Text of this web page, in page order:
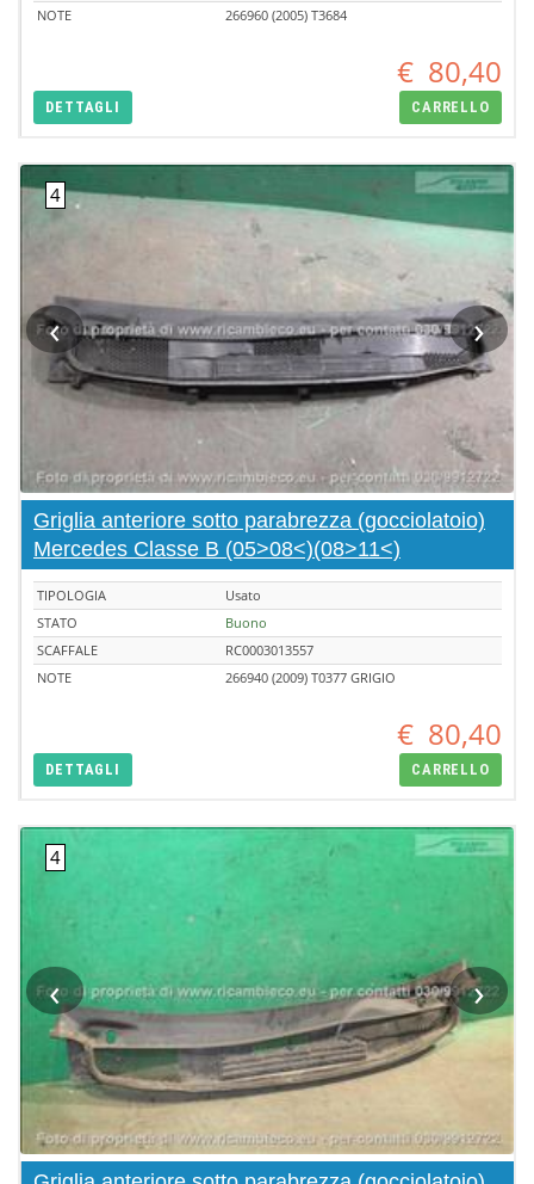
NOTE
266960 (2005) T3684
€ 80,40
DETTAGLI CARRELLO
‹ ›
Griglia anteriore sotto parabrezza (gocciolatoio)
Mercedes Classe B (05>08<)(08>11<)
TIPOLOGIA
Usato
STATO
Buono
SCAFFALE
RC0003013557
NOTE
266940 (2009) T0377 GRIGIO
€ 80,40
DETTAGLI CARRELLO
‹ ›